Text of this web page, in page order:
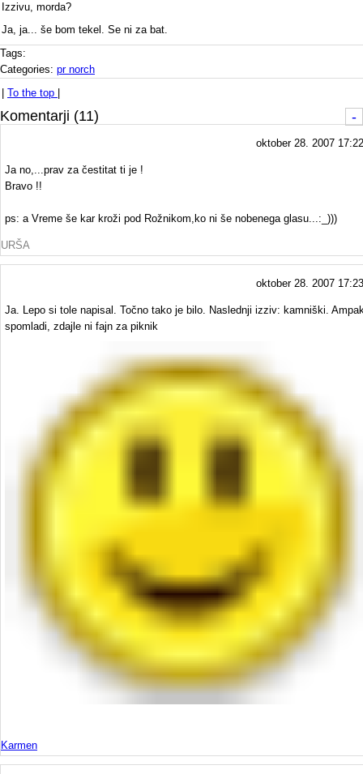
Izzivu, morda?
Ja, ja... še bom tekel. Se ni za bat.
Tags:
Categories: pr norch
To the top
Komentarji (11) -
oktober 28. 2007 17:22
Ja no,...prav za čestitat ti je !
Bravo !!
ps: a Vreme še kar kroži pod Rožnikom,ko ni še nobenega glasu...:_)))
URŠA
oktober 28. 2007 17:23
Ja. Lepo si tole napisal. Točno tako je bilo. Naslednji izziv: kamniški.
spomladi, zdajle ni fajn za piknik
Karmen